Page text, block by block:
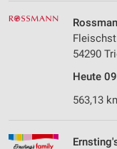
54290
Heute
563,13